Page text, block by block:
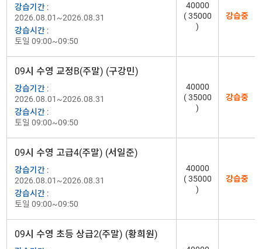
강습기간 :
2026.08.01~2026.08.31
강습시간 :
토일 09:00~09:50
40000
( 35000
)
강습중
09시 수영 교정B(주말) (구강민)
강습기간 :
2026.08.01~2026.08.31
강습시간 :
토일 09:00~09:50
40000
( 35000
)
강습중
09시 수영 고급4(주말) (서일준)
강습기간 :
2026.08.01~2026.08.31
강습시간 :
토일 09:00~09:50
40000
( 35000
)
강습중
09시 수영 초등 상급2(주말) (황희원)